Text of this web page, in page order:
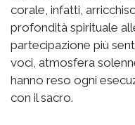
corale, infatti,
profondità spirituale
partecipazione più
voci, atmosfera
hanno reso ogni
con il sacro.